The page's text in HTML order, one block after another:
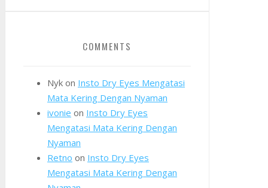
COMMENTS
Nyk on Insto Dry Eyes Mengatasi
Mata Kering Dengan Nyaman
ivonie on Insto Dry Eyes
Mengatasi Mata Kering Dengan
Nyaman
Retno on Insto Dry Eyes
Mengatasi Mata Kering Dengan